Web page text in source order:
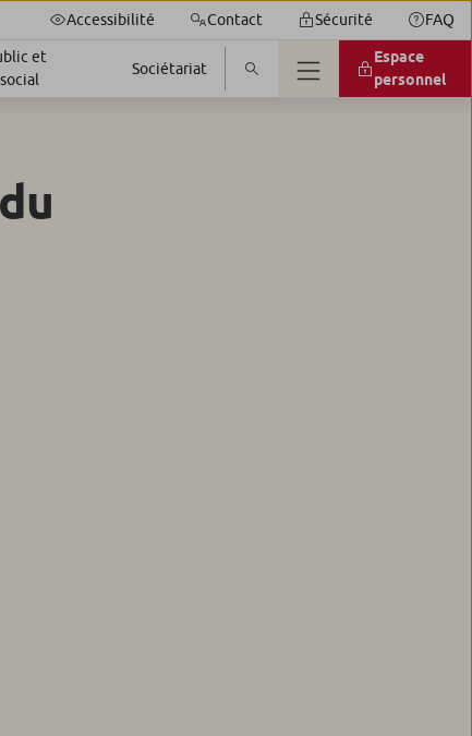
Accessibilité Contact Sécurité
FAQ
et
Sociétariat
Espace
personnel